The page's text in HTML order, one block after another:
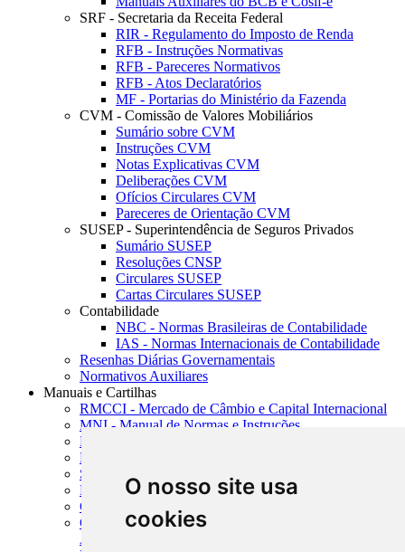
O nosso site usa
cookies
SRF - Secretaria da Receita Federal
RIR - Regulamento do Imposto de Renda
RFB - Instruções Normativas
RFB - Pareceres Normativos
RFB - Atos Declaratórios
MF - Portarias do Ministério da Fazenda
CVM - Comissão de Valores Mobiliários
Sumário sobre CVM
Instruções CVM
Notas Explicativas CVM
Deliberações CVM
Ofícios Circulares CVM
Pareceres de Orientação CVM
SUSEP - Superintendência de Seguros Privados
Sumário SUSEP
Resoluções CNSP
Circulares SUSEP
Cartas Circulares SUSEP
Contabilidade
NBC - Normas Brasileiras de Contabilidade
IAS - Normas Internacionais de Contabilidade
Resenhas Diárias Governamentais
Normativos Auxiliares
Manuais e Cartilhas
RMCCI - Mercado de Câmbio e Capital Internacional
MNI - Manual de Normas e Instruções
MTVM - Manual de Títulos e Valores Mobiliários
MCR - Manual de Crédito Rural
SISORF - Manual de Organização do SFN
MASUP - Manual de Supervisão Bancária
CADOC - Catálogo de Documentos
CNAE-CONCLA - Classificação Nacional de
Atividades Econômicas